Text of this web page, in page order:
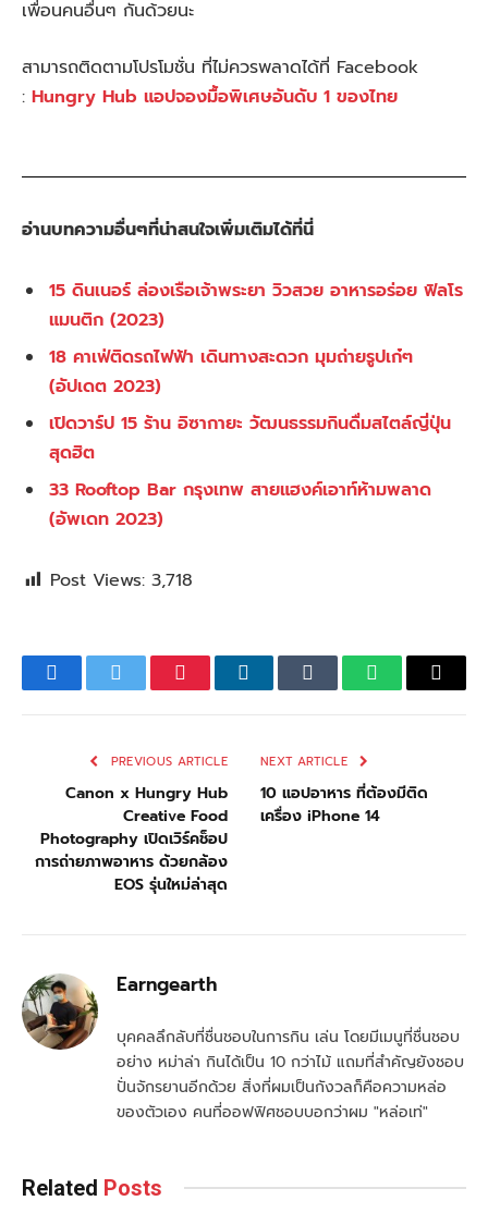
เพื่อนคนอื่นๆ กันด้วยนะ
สามารถติดตามโปรโมชั่น ที่ไม่ควรพลาดได้ที่ Facebook
: Hungry Hub แอปจองมื้อพิเศษอันดับ 1 ของไทย
อ่านบทความอื่นๆที่น่าสนใจเพิ่มเติมได้ที่นี่
15 ดินเนอร์ ล่องเรือเจ้าพระยา วิวสวย อาหารอร่อย ฟิลโร
แมนติก (2023)
18 คาเฟ่ติดรถไฟฟ้า เดินทางสะดวก มุมถ่ายรูปเก๋ๆ
(อัปเดต 2023)
เปิดวาร์ป 15 ร้าน อิซากายะ วัฒนธรรมกินดื่มสไตล์ญี่ปุ่น
สุดฮิต
33 Rooftop Bar กรุงเทพ สายแฮงค์เอาท์ห้ามพลาด
(อัพเดท 2023)
Post Views: 3,718
FacebookTwitterPinterestLinkedInTumblrWhatsApp
Email
PREVIOUS ARTICLE
Canon x Hungry Hub
Creative Food
Photography เปิดเวิร์คช็อป
การถ่ายภาพอาหาร ด้วยกล้อง
EOS รุ่นใหม่ล่าสุด
NEXT ARTICLE
10 แอปอาหาร ที่ต้องมีติด
เครื่อง iPhone 14
Earngearth
บุคคลลึกลับที่ชื่นชอบในการกิน เล่น โดยมีเมนูที่ชื่นชอบ
อย่าง หม่าล่า กินได้เป็น 10 กว่าไม้ แถมที่สำคัญยังชอบ
ปั่นจักรยานอีกด้วย สิ่งที่ผมเป็นกังวลก็คือความหล่อ
ของตัวเอง คนที่ออฟฟิศชอบบอกว่าผม "หล่อเท่"
Related Posts